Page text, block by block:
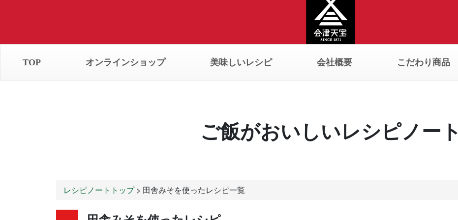
TOP オンラインショップ 美味しいレシピ 会社概要 こだわり商品
ご飯がおいしいレシピノート
レシピノートトップ> 田舎みそを使ったレシピ一覧